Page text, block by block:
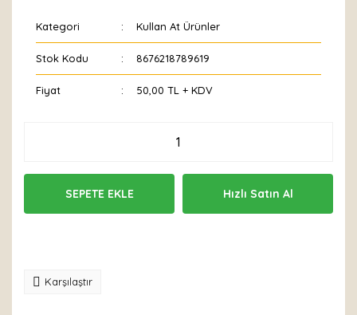
Kategori Kullan At Ürünler
Stok Kodu 8676218789619
Fiyat 50,00 TL + KDV
SEPETE EKLE Hızlı Satın Al
Karşılaştır